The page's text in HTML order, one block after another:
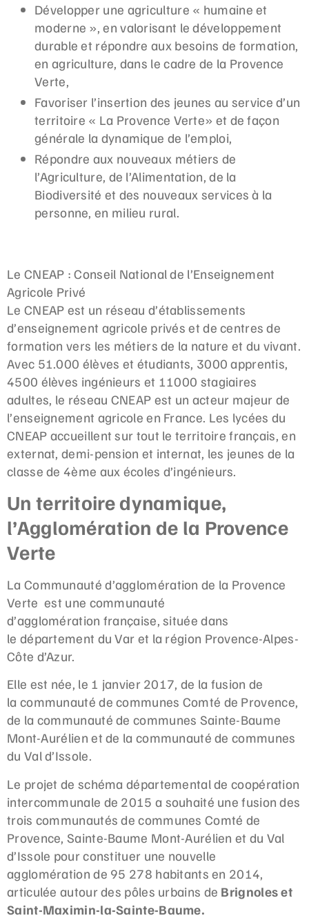
Développer une agriculture « humaine et
moderne », en valorisant le développement
durable et répondre aux besoins de formation,
en agriculture, dans le cadre de la Provence
Verte,
Favoriser l’insertion des jeunes au service d’un
territoire « La Provence Verte» et de façon
générale la dynamique de l’emploi,
Répondre aux nouveaux métiers de
l’Agriculture, de l’Alimentation, de la
Biodiversité et des nouveaux services à la
personne, en milieu rural.
Le CNEAP : Conseil National de l’Enseignement
Agricole Privé
Le CNEAP est un réseau d’établissements
d’enseignement agricole privés et de centres de
formation vers les métiers de la nature et du vivant.
Avec 51.000 élèves et étudiants, 3000 apprentis,
4500 élèves ingénieurs et 11000 stagiaires
adultes, le réseau CNEAP est un acteur majeur de
l’enseignement agricole en France. Les lycées du
CNEAP accueillent sur tout le territoire français, en
externat, demi-pension et internat, les jeunes de la
classe de 4ème aux écoles d’ingénieurs.
Un territoire dynamique,
l’Agglomération de la Provence
Verte
La Communauté d’agglomération de la Provence
Verte est une communauté
d’agglomération française, située dans
le département du Var et la région Provence-Alpes-
Côte d’Azur.
Elle est née, le 1 janvier 2017, de la fusion de
la communauté de communes Comté de Provence,
de la communauté de communes Sainte-Baume
Mont-Aurélien et de la communauté de communes
du Val d’Issole.
Le projet de schéma départemental de coopération
intercommunale de 2015 a souhaité une fusion des
trois communautés de communes Comté de
Provence, Sainte-Baume Mont-Aurélien et du Val
d’Issole pour constituer une nouvelle
agglomération de 95 278 habitants en 2014,
articulée autour des pôles urbains de Brignoles et
Saint-Maximin-la-Sainte-Baume.